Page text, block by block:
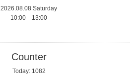
2026.08.08 Saturday
10:00 13:00
Counter
Today: 1082